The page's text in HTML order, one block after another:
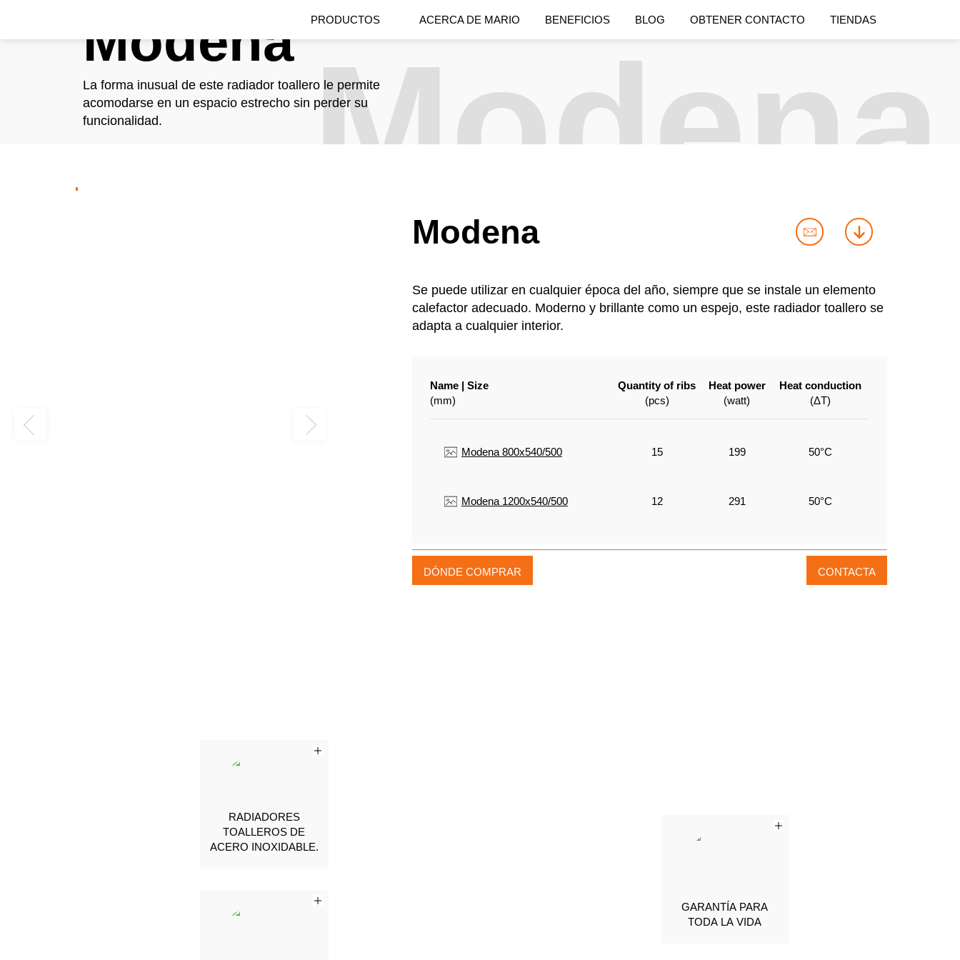
PRODUCTOS ACERCA DE MARIO BENEFICIOS BLOG OBTENER CONTACTO TIENDAS
Modena
Modena
La forma inusual de este radiador toallero le permite
acomodarse en un espacio estrecho sin perder su
funcionalidad.
Modena
contact
download
Se puede utilizar en cualquier época del año, siempre que se instale un elemento
calefactor adecuado. Moderno y brillante como un espejo, este radiador toallero se
adapta a cualquier interior.
Name | Size
(mm)
Quantity of ribs
(pcs)
Heat power
(watt)
Heat conduction
(ΔT)
Modena 800x540/500 15 199 50°C
Modena 1200x540/500 12 291 50°C
DÓNDE COMPRAR CONTACTA
RADIADORES
TOALLEROS DE
ACERO INOXIDABLE.
GARANTÍA PARA
TODA LA VIDA